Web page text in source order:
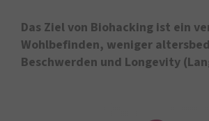
Das Ziel von Biohacking ist ein
Wohlbefinden, weniger
Beschwerden und Longevity